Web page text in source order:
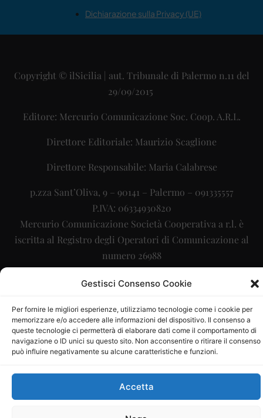
Gestisci Consenso Cookie
Per fornire le migliori esperienze, utilizziamo tecnologie come i cookie per
memorizzare e/o accedere alle informazioni del dispositivo. Il consenso a
queste tecnologie ci permetterà di elaborare dati come il comportamento di
navigazione o ID unici su questo sito. Non acconsentire o ritirare il consenso
può influire negativamente su alcune caratteristiche e funzioni.
Accetta
Dichiarazione sulla Privacy (UE)
Copyright © ilSicilia | aut. Tribunale di Palermo n.11 del
29/09/2015
Editore: Mercurio Comunicazione Soc. Coop. A.R.L.
Direttore Editoriale: Maurizio Scaglione
Direttore Responsabile: Maria Calabrese
p.zza Sant’Oliva, 9 – 90141 – Palermo – 091335557
P.IVA: 06334930820
Mercurio Comunicazione Società Cooperativa a r.l. è
iscritta al Registro degli Operatori di Comunicazione al
numero 26988
Sito gestito daLa Digitale srl– info@ladigitale.it